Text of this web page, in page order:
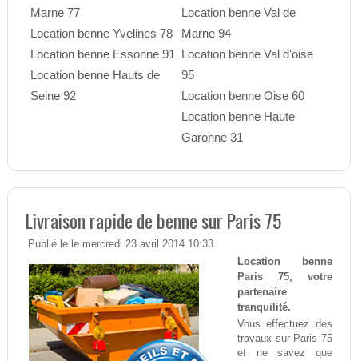
Marne 77
Location benne Yvelines 78
Location benne Essonne 91
Location benne Hauts de
Seine 92
Location benne Val de
Marne 94
Location benne Val d'oise
95
Location benne Oise 60
Location benne Haute
Garonne 31
Livraison rapide de benne sur Paris 75
Publié le le mercredi 23 avril 2014 10:33
Location benne
Paris 75, votre
partenaire
tranquilité.
Vous effectuez des
travaux sur Paris 75
et ne savez que